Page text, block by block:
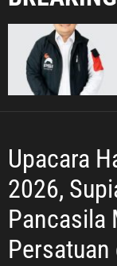
Upacara
2026,
Pancasila